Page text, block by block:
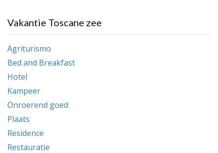
Vakantie Toscane zee
Agriturismo
Bed and Breakfast
Hotel
Kampeer
Onroerend goed
Plaats
Residence
Restauratie